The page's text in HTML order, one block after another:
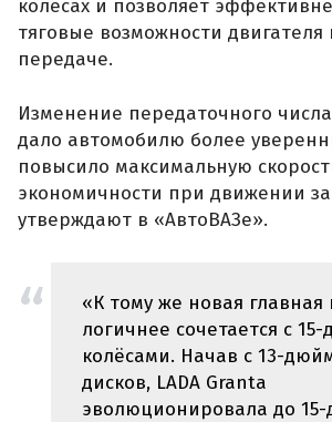
колесах и позволяет
тяговые возможности двигателя
передаче.
Изменение передаточного
дало автомобилю более
повысило максимальную
экономичности при движении
утверждают в «АвтоВАЗе».
«К тому же новая главная
логичнее сочетается с
колёсами. Начав с 13-
дисков, LADA Granta
эволюционировала до